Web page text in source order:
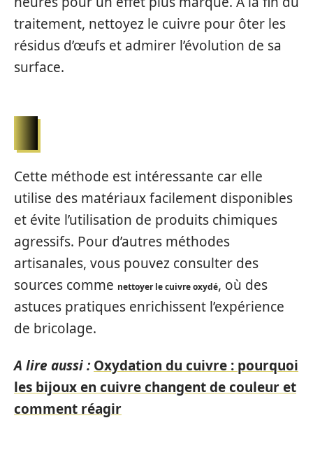
traitement, nettoyez le cuivre pour ôter les
résidus d’œufs et admirer l’évolution de sa
surface.
Cette méthode est intéressante car elle
utilise des matériaux facilement disponibles
et évite l’utilisation de produits chimiques
agressifs. Pour d’autres méthodes
artisanales, vous pouvez consulter des
sources comme nettoyer le cuivre oxydé, où des
astuces pratiques enrichissent l’expérience
de bricolage.
A lire aussi : Oxydation du cuivre : pourquoi
les bijoux en cuivre changent de couleur et
comment réagir